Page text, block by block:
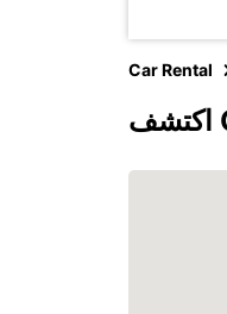
Car Rental